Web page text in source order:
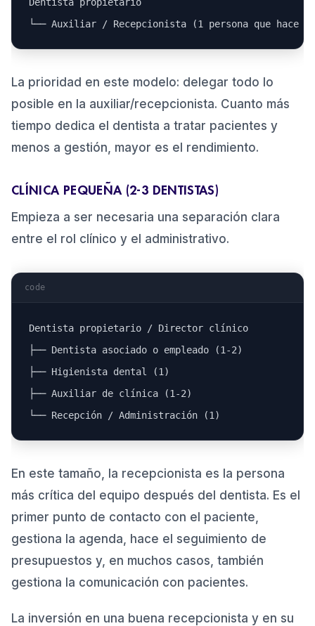
Dentista propietario
La prioridad en este modelo: delegar todo lo
posible en la auxiliar/recepcionista. Cuanto más
tiempo dedica el dentista a tratar pacientes y
menos a gestión, mayor es el rendimiento.
CLÍNICA PEQUEÑA (2-3 DENTISTAS)
Empieza a ser necesaria una separación clara
entre el rol clínico y el administrativo.
code
Dentista propietario / Director clínico
├── Dentista asociado o empleado (1-2)
├── Higienista dental (1)
├── Auxiliar de clínica (1-2)
En este tamaño, la recepcionista es la persona
más crítica del equipo después del dentista. Es el
primer punto de contacto con el paciente,
gestiona la agenda, hace el seguimiento de
presupuestos y, en muchos casos, también
gestiona la comunicación con pacientes.
La inversión en una buena recepcionista y en su